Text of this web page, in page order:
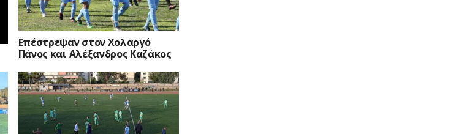
Επέστρεψαν στον Χολαργό
Πάνος και Αλέξανδρος Καζάκος